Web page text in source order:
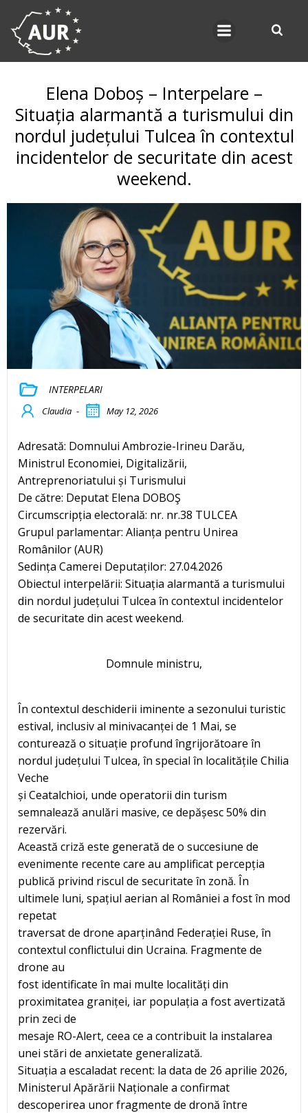
Elena Doboș – Interpelare –
Situația alarmantă a turismului din
nordul județului Tulcea în contextul
incidentelor de securitate din acest
weekend.
INTERPELARI
Claudia - May 12, 2026
Adresată: Domnului Ambrozie-Irineu Darău,
Ministrul Economiei, Digitalizării,
Antreprenoriatului și Turismului
De către: Deputat Elena DOBOŞ
Circumscripția electorală: nr. nr.38 TULCEA
Grupul parlamentar: Alianța pentru Unirea
Românilor (AUR)
Sedința Camerei Deputaților: 27.04.2026
Obiectul interpelării: Situația alarmantă a turismului
din nordul județului Tulcea în contextul incidentelor
de securitate din acest weekend.
Domnule ministru,
În contextul deschiderii iminente a sezonului turistic
estival, inclusiv al minivacanței de 1 Mai, se
conturează o situație profund îngrijorătoare în
nordul județului Tulcea, în special în localitățile Chilia
Veche
și Ceatalchioi, unde operatorii din turism
semnalează anulări masive, ce depășesc 50% din
rezervări.
Această criză este generată de o succesiune de
evenimente recente care au amplificat percepția
publică privind riscul de securitate în zonă. În
ultimele luni, spațiul aerian al României a fost în mod
repetat
traversat de drone aparținând Federației Ruse, în
contextul conflictului din Ucraina. Fragmente de
drone au
fost identificate în mai multe localități din
proximitatea graniței, iar populația a fost avertizată
prin zeci de
mesaje RO-Alert, ceea ce a contribuit la instalarea
unei stări de anxietate generalizată.
Situația a escaladat recent: la data de 26 aprilie 2026,
Ministerul Apărării Naționale a confirmat
descoperirea unor fragmente de dronă între